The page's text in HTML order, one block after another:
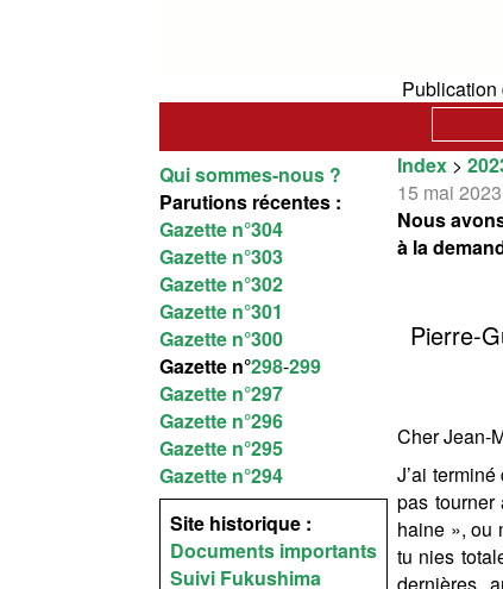
Publication
Qui sommes-nous ?
Parutions récentes :
Gazette n°304
Gazette n°303
Gazette n°302
Gazette n°301
Gazette n°300
Gazette n°298-299
Gazette n°297
Gazette n°296
Gazette n°295
Gazette n°294
Site historique :
Documents importants
Suivi Fukushima
Index >
15 mai
Nous
à la
Pierre-
Cher Jean-
J’ai
pas tourner
haine », ou
tu nies